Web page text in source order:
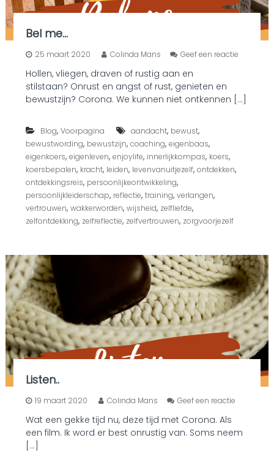
Bel me…
25 maart 2020 Colinda Mans Geef een reactieo
Hollen, vliegen, draven of rustig aan en
stilstaan? Onrust en angst of rust, genieten en
bewustzijn? Corona. We kunnen niet ontkennen […]
Blog, Voorpagina aandacht, bewust,
bewustwording, bewustzijn, coaching, eigenbaas,
eigenkoers, eigenleven, enjoylife, innerlijkkompas, koers,
koersbepalen, kracht, leiden, levenvanuitjezelf, ontdekken,
ontdekkingsreis, persoonlijkeontwikkeling,
persoonlijkleiderschap, reflectie, training, verlangen,
vertrouwen, wakkerworden, wijsheid, zelfliefde,
zelfontdekking, zelfreflectie, zelfvertrouwen, zorgvoorjezelf
Listen..
19 maart 2020 Colinda Mans Geef een reactieo
i
Wat een gekke tijd nu, deze tijd met Corona. Als
een film. Ik word er best onrustig van. Soms neem
[…]